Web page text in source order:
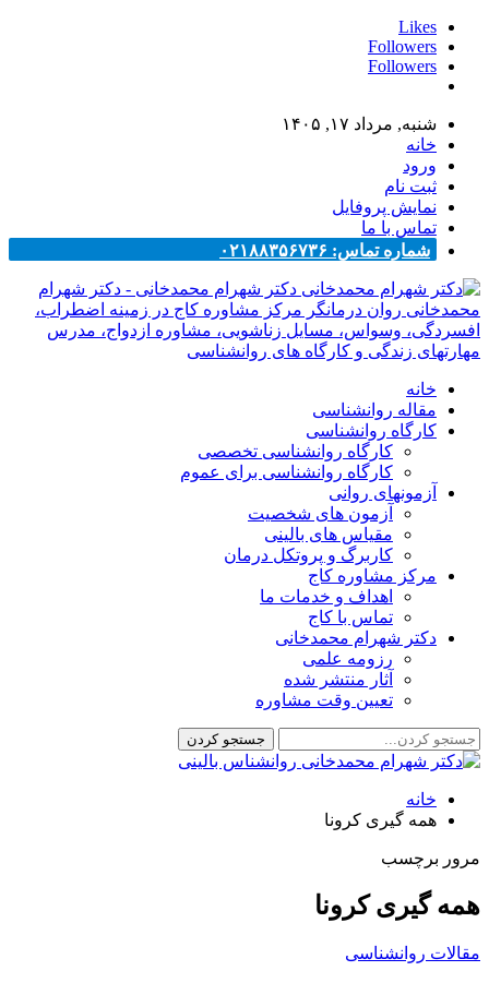
Likes
Followers
Followers
شنبه, مرداد ۱۷, ۱۴۰۵
خانه
ورود
ثبت نام
نمایش پروفایل
تماس با ما
شماره تماس: ۰۲۱۸۸۳۵۶۷۳۶
دکتر شهرام محمدخانی - دکتر شهرام
محمدخانی روان درمانگر مرکز مشاوره کاج در زمینه اضطراب،
افسردگی، وسواس، مسایل زناشویی، مشاوره ازدواج، مدرس
مهارتهای زندگی و کارگاه های روانشناسی
خانه
مقاله روانشناسی
کارگاه روانشناسی
کارگاه روانشناسی تخصصی
کارگاه روانشناسی برای عموم
آزمونهای روانی
آزمون های شخصیت
مقیاس های بالینی
کاربرگ و پروتکل درمان
مرکز مشاوره کاج
اهداف و خدمات ما
تماس با کاج
دکتر شهرام محمدخانی
رزومه علمی
آثار منتشر شده
تعیین وقت مشاوره
خانه
همه گیری کرونا
مرور برچسب
همه گیری کرونا
مقالات روانشناسی